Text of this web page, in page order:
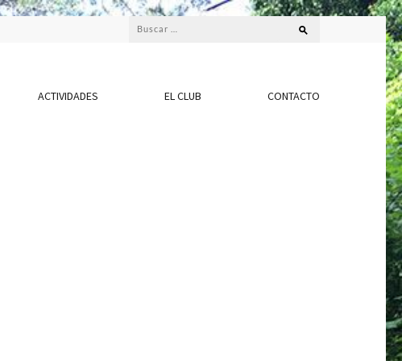
Buscar:
ACTIVIDADES EL CLUB CONTACTO